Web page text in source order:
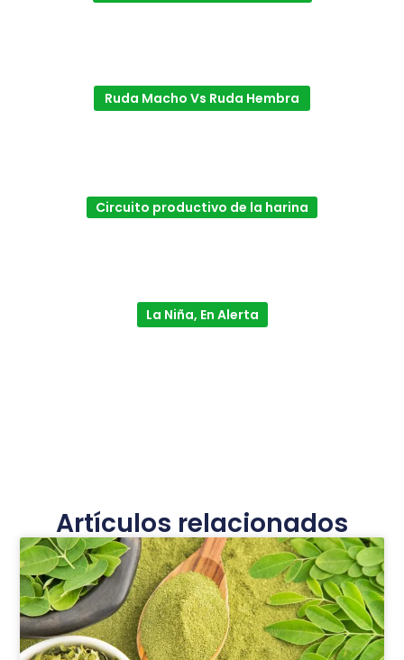
Ruda Macho Vs Ruda Hembra
Circuito productivo de la harina
La Niña, En Alerta
Artículos relacionados